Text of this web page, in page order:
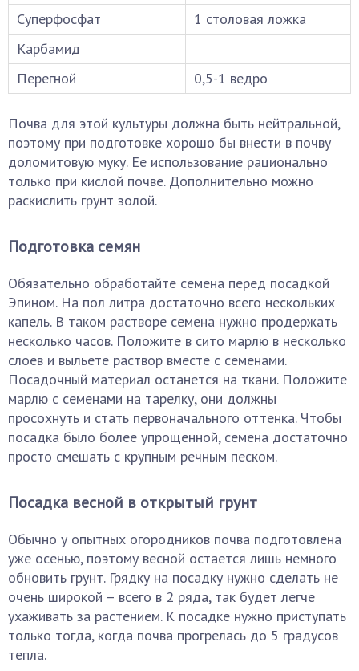
Суперфосфат
1 столовая ложка
Карбамид
Перегной
0,5-1 ведро
Почва для этой культуры должна быть нейтральной,
поэтому при подготовке хорошо бы внести в почву
доломитовую муку. Ее использование рационально
только при кислой почве. Дополнительно можно
раскислить грунт золой.
Подготовка семян
Обязательно обработайте семена перед посадкой
Эпином. На пол литра достаточно всего нескольких
капель. В таком растворе семена нужно продержать
несколько часов. Положите в сито марлю в несколько
слоев и выльете раствор вместе с семенами.
Посадочный материал останется на ткани. Положите
марлю с семенами на тарелку, они должны
просохнуть и стать первоначального оттенка. Чтобы
посадка было более упрощенной, семена достаточно
просто смешать с крупным речным песком.
Посадка весной в открытый грунт
Обычно у опытных огородников почва подготовлена
уже осенью, поэтому весной остается лишь немного
обновить грунт. Грядку на посадку нужно сделать не
очень широкой – всего в 2 ряда, так будет легче
ухаживать за растением. К посадке нужно приступать
только тогда, когда почва прогрелась до 5 градусов
тепла.